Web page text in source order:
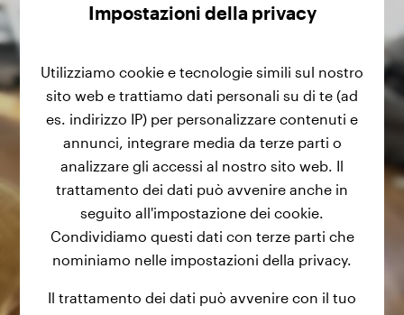
Impostazioni della privacy
Utilizziamo cookie e tecnologie simili sul nostro
sito web e trattiamo dati personali su di te (ad
es. indirizzo IP) per personalizzare contenuti e
annunci, integrare media da terze parti o
analizzare gli accessi al nostro sito web. Il
trattamento dei dati può avvenire anche in
seguito all'impostazione dei cookie.
Condividiamo questi dati con terze parti che
nominiamo nelle impostazioni della privacy.
Il trattamento dei dati può avvenire con il tuo